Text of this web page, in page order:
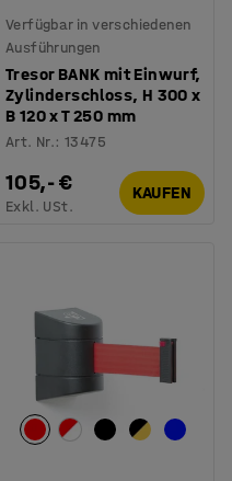
Verfügbar in verschiedenen
Ausführungen
Tresor BANK mit Einwurf,
Zylinderschloss, H 300 x
B 120 x T 250 mm
Art. Nr.:13475
105,- €
Exkl. USt.
KAUFEN